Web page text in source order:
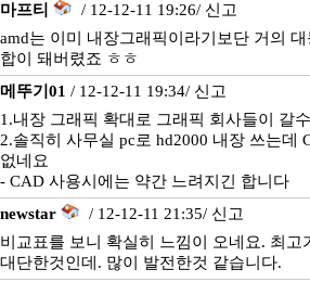
마프티 / 12-12-11 19:26/ 신고
amd는 이미 내장그래픽이라기보단 거의
합이 돼버렸죠 ㅎㅎ
메뚜기01 / 12-12-11 19:34/ 신고
1.내장 그래픽 확대로 그래픽 회사들이 갈
2.솔직히 사무실 pc로 hd2000 내장 쓰는데
없네요
- CAD 사용시에는 약간 느려지긴 합니다
newstar
/ 12-12-11 21:35/ 신고
비교표를 보니 확실히 느낌이 오네요. 최고
대단한것인데. 많이 발전한것 같습니다.